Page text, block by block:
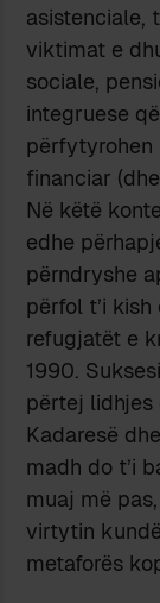
asistenciale,
viktimat e
sociale,
integruese
përfytyrohen
financiar
Në këtë
edhe
përndryshe
përfol t’i
refugjatët e
1990.
përtej lidhjes
Kadaresë
madh do t’i
muaj më
virtytin
metaforës